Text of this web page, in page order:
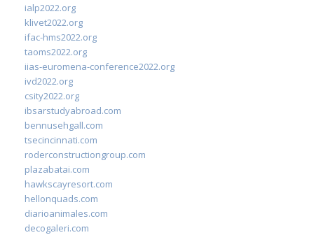
ialp2022.org
klivet2022.org
ifac-hms2022.org
taoms2022.org
iias-euromena-conference2022.org
ivd2022.org
csity2022.org
ibsarstudyabroad.com
bennusehgall.com
tsecincinnati.com
roderconstructiongroup.com
plazabatai.com
hawkscayresort.com
hellonquads.com
diarioanimales.com
decogaleri.com